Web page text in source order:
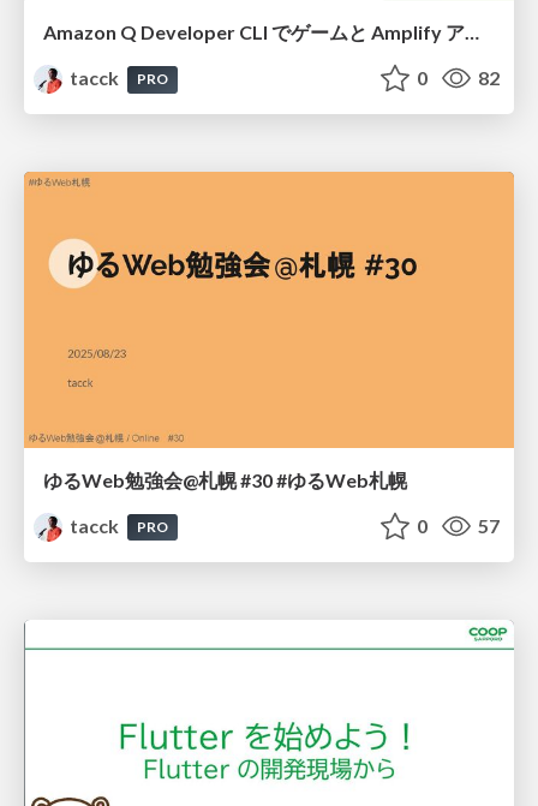
Amazon Q Developer CLI でゲームと Amplify アプリを作ってみた #ゆるWeb札幌
tacck
PRO 0 82
ゆるWeb勉強会@札幌 #30 #ゆるWeb札幌
tacck
PRO 0 57